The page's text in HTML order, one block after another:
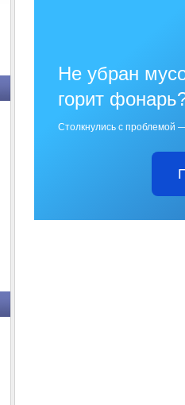
Не убран
горит
Столкнулись с проблемой